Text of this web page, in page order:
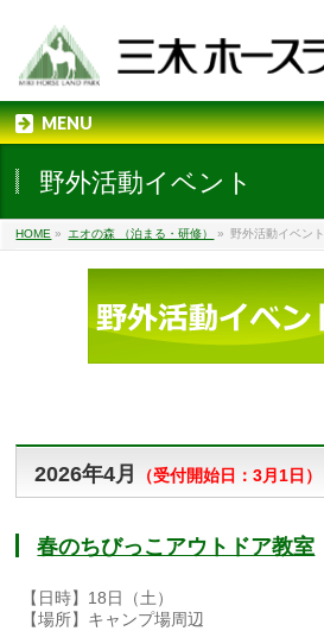
MENU
野外活動イベント
HOME » エオの森 （泊まる・研修） » 野外活動イベント
2026年4月 （受付開始日：3月1日）
春のちびっこアウトドア教室
【日時】18日（土）
【場所】キャンプ場周辺